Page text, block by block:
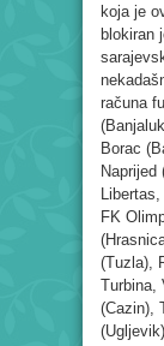
koja je
blokiran
računa
Borac
Naprijed
FK
(Tuzla),
Turbina,
(Cazin),
(Ugljevik).